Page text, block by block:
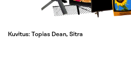
Kuvitus: Topias Dean, Sitra